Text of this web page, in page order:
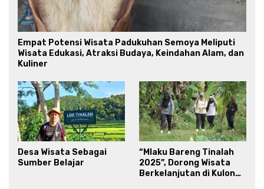
Empat Potensi Wisata Padukuhan Semoya Meliputi
Wisata Edukasi, Atraksi Budaya, Keindahan Alam, dan
Kuliner
Desa Wisata Sebagai
Sumber Belajar
“Mlaku Bareng Tinalah
2025”, Dorong Wisata
Berkelanjutan di Kulon